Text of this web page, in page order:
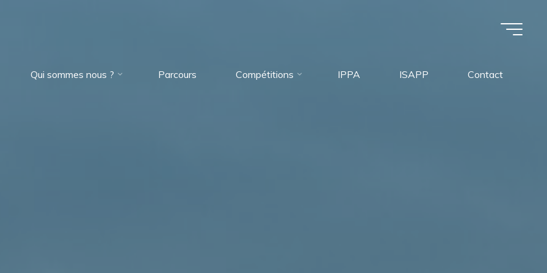
Qui sommes nous ? Parcours Compétitions IPPA ISAPP Contact